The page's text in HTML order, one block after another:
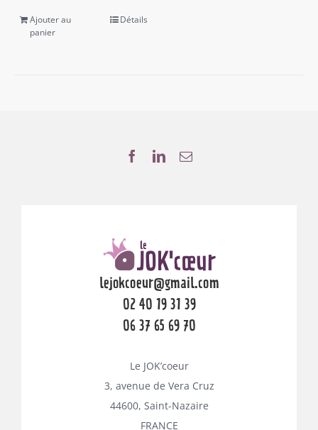
Ajouter au
panier
Détails
lejokcoeur@gmail.com
02 40 19 31 39
06 37 65 69 70
Le JOK’coeur
3, avenue de Vera Cruz
44600, Saint-Nazaire
FRANCE